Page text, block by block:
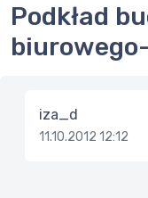
Podkład budowlany obiektu
iza_d
11.10.2012 12:12